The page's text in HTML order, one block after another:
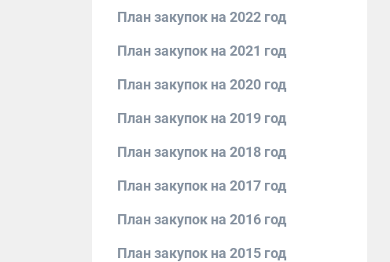
План закупок на 2022 год
План закупок на 2021 год
План закупок на 2020 год
План закупок на 2019 год
План закупок на 2018 год
План закупок на 2017 год
План закупок на 2016 год
План закупок на 2015 год